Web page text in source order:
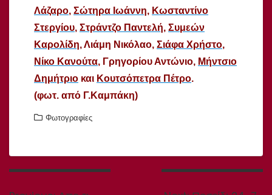
Λάζαρο, Σώτηρα Ιωάννη, Κωσταντίνο
Στεργίου, Στράντζο Παντελή, Συμεών
Καρολίδη, Λιάμη Νικόλαο, Σιάφα Χρήστο,
Νίκο Κανούτα, Γρηγορίου Αντώνιο, Μήντσιο
Δημήτριο και Κουτσόπετρα Πέτρο.
(φωτ. από Γ.Καμπάκη)
Φωτογραφίες
Πλοήγηση